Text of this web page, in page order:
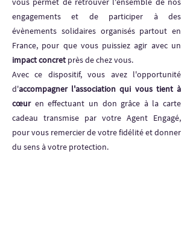
engagements et de participer à des
évènements solidaires organisés partout en
France, pour que vous puissiez agir avec un
impact concret près de chez vous.
Avec ce dispositif, vous avez l'opportunité
d'accompagner l'association qui vous tient à
cœuren effectuant un don grâce à la carte
cadeau transmise par votre Agent Engagé,
pour vous remercier de votre fidélité et donner
du sens à votre protection.